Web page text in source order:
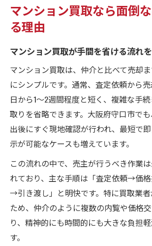
マンション買取なら面倒
る理由
マンション買取が手間を省ける流れ
マンション買取は、仲介と比べて売却
にシンプルです。通常、査定依頼から
日から1～2週間程度と短く、複雑な手
取りを省略できます。大阪府守口市で
出後にすぐ現地確認が行われ、最短で
示が可能なケースも増えています。
この流れの中で、売主が行うべき作業
れており、主な手順は「査定依頼→価
→引き渡し」と明快です。特に買取業
ため、仲介のように複数の内覧や価格
り、精神的にも時間的にも大きな負担
す。